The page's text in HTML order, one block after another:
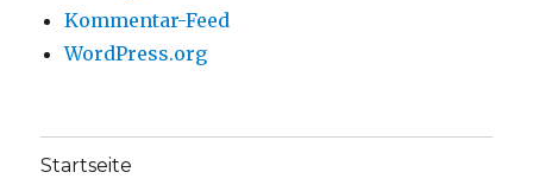
Kommentar-Feed
WordPress.org
Startseite